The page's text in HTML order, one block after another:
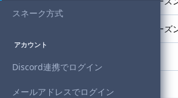
スネーク方式
アカウント
Discord連携でログイン
メールアドレスでログイン
Midnight Tournament シーズ